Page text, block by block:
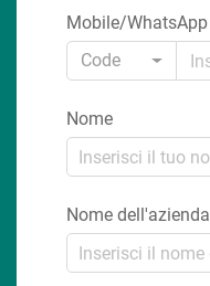
Mobile/WhatsApp
Code
Nome
Nome dell'azienda